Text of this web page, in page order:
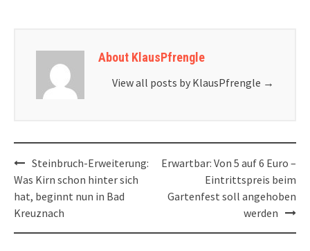
About KlausPfrengle
View all posts by KlausPfrengle →
Post
navigation
Steinbruch-Erweiterung:
Was Kirn schon hinter sich
hat, beginnt nun in Bad
Kreuznach
Erwartbar: Von 5 auf 6 Euro –
Eintrittspreis beim
Gartenfest soll angehoben
werden